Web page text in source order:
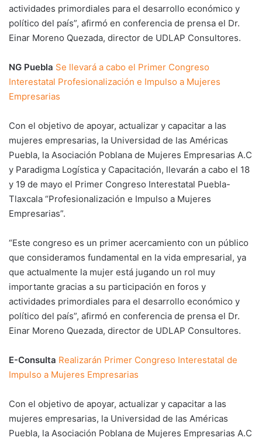
actividades primordiales para el desarrollo económico y
político del país”, afirmó en conferencia de prensa el Dr.
Einar Moreno Quezada, director de UDLAP Consultores.
NG Puebla Se llevará a cabo el Primer Congreso
Interestatal Profesionalización e Impulso a Mujeres
Empresarias
Con el objetivo de apoyar, actualizar y capacitar a las
mujeres empresarias, la Universidad de las Américas
Puebla, la Asociación Poblana de Mujeres Empresarias A.C
y Paradigma Logística y Capacitación, llevarán a cabo el 18
y 19 de mayo el Primer Congreso Interestatal Puebla-
Tlaxcala “Profesionalización e Impulso a Mujeres
Empresarias”.
“Este congreso es un primer acercamiento con un público
que consideramos fundamental en la vida empresarial, ya
que actualmente la mujer está jugando un rol muy
importante gracias a su participación en foros y
actividades primordiales para el desarrollo económico y
político del país”, afirmó en conferencia de prensa el Dr.
Einar Moreno Quezada, director de UDLAP Consultores.
E-Consulta Realizarán Primer Congreso Interestatal de
Impulso a Mujeres Empresarias
Con el objetivo de apoyar, actualizar y capacitar a las
mujeres empresarias, la Universidad de las Américas
Puebla, la Asociación Poblana de Mujeres Empresarias A.C